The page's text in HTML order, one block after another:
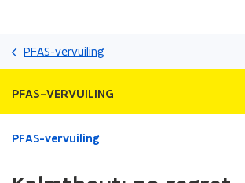
gaan
PFAS-vervuiling
PFAS-VERVUILING
Gedaan
PFAS-vervuiling